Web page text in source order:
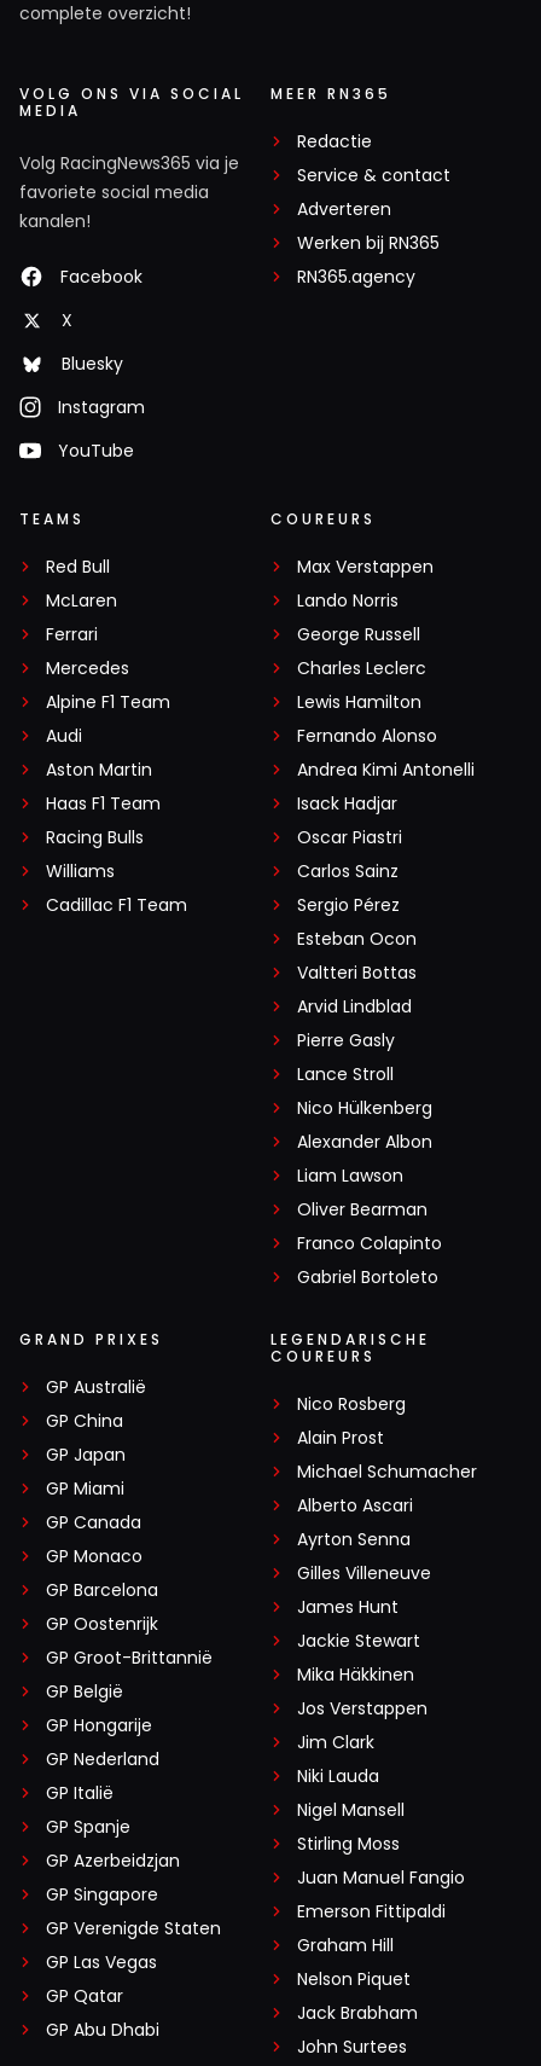
complete overzicht!
VOLG ONS VIA SOCIAL
MEDIA
Volg RacingNews365 via je
favoriete social media
kanalen!
Facebook
X
Bluesky
Instagram
YouTube
MEER RN365
Redactie
Service & contact
Adverteren
Werken bij RN365
RN365.agency
TEAMS
Red Bull
McLaren
Ferrari
Mercedes
Alpine F1 Team
Audi
Aston Martin
Haas F1 Team
Racing Bulls
Williams
Cadillac F1 Team
COUREURS
Max Verstappen
Lando Norris
George Russell
Charles Leclerc
Lewis Hamilton
Fernando Alonso
Andrea Kimi Antonelli
Isack Hadjar
Oscar Piastri
Carlos Sainz
Sergio Pérez
Esteban Ocon
Valtteri Bottas
Arvid Lindblad
Pierre Gasly
Lance Stroll
Nico Hülkenberg
Alexander Albon
Liam Lawson
Oliver Bearman
Franco Colapinto
Gabriel Bortoleto
GRAND PRIXES
GP Australië
GP China
GP Japan
GP Miami
GP Canada
GP Monaco
GP Barcelona
GP Oostenrijk
GP Groot-Brittannië
GP België
GP Hongarije
GP Nederland
GP Italië
GP Spanje
GP Azerbeidzjan
GP Singapore
GP Verenigde Staten
GP Las Vegas
GP Qatar
GP Abu Dhabi
LEGENDARISCHE
COUREURS
Nico Rosberg
Alain Prost
Michael Schumacher
Alberto Ascari
Ayrton Senna
Gilles Villeneuve
James Hunt
Jackie Stewart
Mika Häkkinen
Jos Verstappen
Jim Clark
Niki Lauda
Nigel Mansell
Stirling Moss
Juan Manuel Fangio
Emerson Fittipaldi
Graham Hill
Nelson Piquet
Jack Brabham
John Surtees